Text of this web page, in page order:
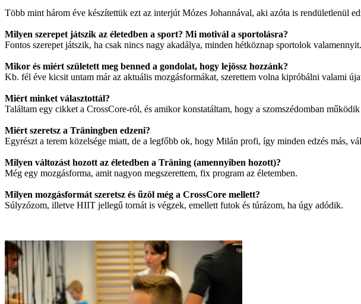
Több mint három éve készítettük ezt az interjút Mózes Johannával, aki azóta is rendületlenül
Milyen szerepet játszik az életedben a sport? Mi motivál a sportolásra?
Fontos szerepet játszik, ha csak nincs nagy akadálya, minden hétköznap sportolok
Mikor és miért született meg benned a gondolat, hogy lejössz hozzánk?
Kb. fél éve kicsit untam már az aktuális mozgásformákat, szerettem volna kipróbálni valami
Miért minket választottál?
Találtam egy cikket a CrossCore-ról, és amikor konstatáltam, hogy a szomszédomban
Miért szeretsz a Träningben edzeni?
Egyrészt a terem közelsége miatt, de a legfőbb ok, hogy Milán profi, így minden edzés más,
Milyen változást hozott az életedben a Träning (amennyiben hozott)?
Még egy mozgásforma, amit nagyon megszerettem, fix program az életemben.
Milyen mozgásformát szeretsz és űzöl még a CrossCore mellett?
Súlyzózom, illetve HIIT jellegű tornát is végzek, emellett futok és túrázom, ha úgy adódik.